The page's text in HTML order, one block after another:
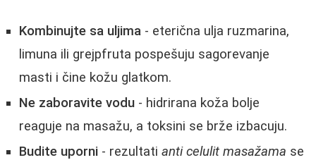
Kombinujte sa uljima - eterična ulja ruzmarina,
limuna ili grejpfruta pospešuju sagorevanje
masti i čine kožu glatkom.
Ne zaboravite vodu - hidrirana koža bolje
reaguje na masažu, a toksini se brže izbacuju.
Budite uporni - rezultati anti celulit masažama se